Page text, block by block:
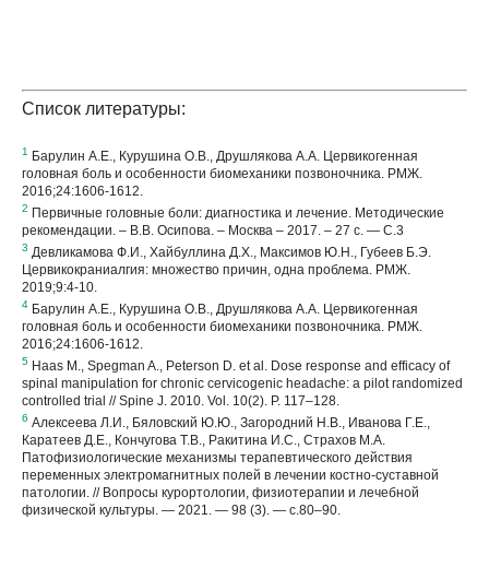
Список литературы:
1 Барулин А.Е., Курушина О.В., Друшлякова А.А. Цервикогенная
головная боль и особенности биомеханики позвоночника. РМЖ.
2016;24:1606-1612.
2 Первичные головные боли: диагностика и лечение. Методические
рекомендации. – В.В. Осипова. – Москва – 2017. – 27 с. — С.3
3 Девликамова Ф.И., Хайбуллина Д.Х., Максимов Ю.Н., Губеев Б.Э.
Цервикокраниалгия: множество причин, одна проблема. РМЖ.
2019;9:4-10.
4 Барулин А.Е., Курушина О.В., Друшлякова А.А. Цервикогенная
головная боль и особенности биомеханики позвоночника. РМЖ.
2016;24:1606-1612.
5 Haas M., Spegman A., Peterson D. et al. Dose response and efficacy of
spinal manipulation for chronic cervicogenic headache: a pilot randomized
controlled trial // Spine J. 2010. Vol. 10(2). P. 117–128.
6 Алексеева Л.И., Бяловский Ю.Ю., Загородний Н.В., Иванова Г.Е.,
Каратеев Д.Е., Кончугова Т.В., Ракитина И.С., Страхов М.А.
Патофизиологические механизмы терапевтического действия
переменных электромагнитных полей в лечении костно-суставной
патологии. // Вопросы курортологии, физиотерапии и лечебной
физической культуры. — 2021. — 98 (3). — с.80–90.